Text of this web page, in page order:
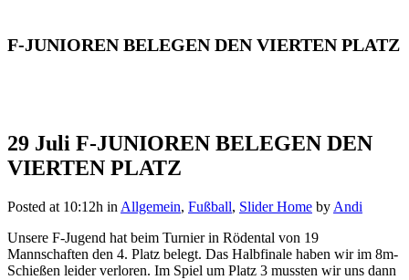
F-JUNIOREN BELEGEN DEN VIERTEN PLATZ
29 Juli F-JUNIOREN BELEGEN DEN
VIERTEN PLATZ
Posted at 10:12h in Allgemein, Fußball, Slider Home by Andi
Unsere F-Jugend hat beim Turnier in Rödental von 19
Mannschaften den 4. Platz belegt. Das Halbfinale haben wir im 8m-
Schießen leider verloren. Im Spiel um Platz 3 mussten wir uns dann